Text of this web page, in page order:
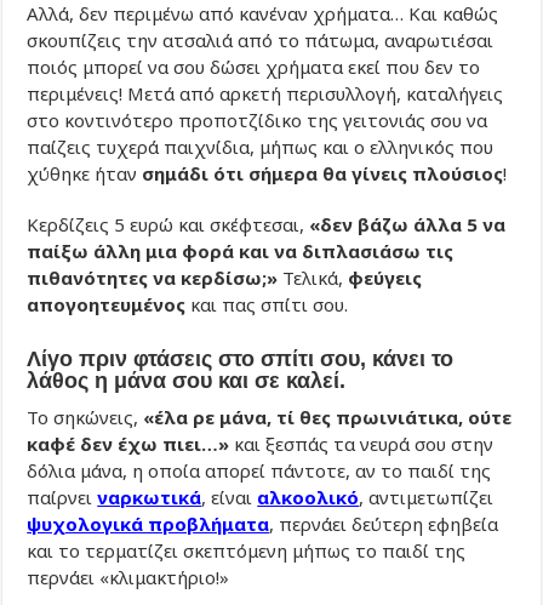
Αλλά, δεν περιμένω από κανέναν χρήματα… Και καθώς
σκουπίζεις την ατσαλιά από το πάτωμα, αναρωτιέσαι
ποιός μπορεί να σου δώσει χρήματα εκεί που δεν το
περιμένεις! Μετά από αρκετή περισυλλογή, καταλήγεις
στο κοντινότερο προποτζίδικο της γειτονιάς σου να
παίζεις τυχερά παιχνίδια, μήπως και ο ελληνικός που
χύθηκε ήταν σημάδι ότι σήμερα θα γίνεις πλούσιος!
Κερδίζεις 5 ευρώ και σκέφτεσαι, «δεν βάζω άλλα 5 να
παίξω άλλη μια φορά και να διπλασιάσω τις
πιθανότητες να κερδίσω;» Τελικά, φεύγεις
απογοητευμένος και πας σπίτι σου.
Λίγο πριν φτάσεις στο σπίτι σου, κάνει το
λάθος η μάνα σου και σε καλεί.
Το σηκώνεις, «έλα ρε μάνα, τί θες πρωινιάτικα, ούτε
καφέ δεν έχω πιει…» και ξεσπάς τα νευρά σου στην
δόλια μάνα, η οποία απορεί πάντοτε, αν το παιδί της
παίρνει ναρκωτικά, είναι αλκοολικό, αντιμετωπίζει
ψυχολογικά προβλήματα, περνάει δεύτερη εφηβεία
και το τερματίζει σκεπτόμενη μήπως το παιδί της
περνάει «κλιμακτήριο!»